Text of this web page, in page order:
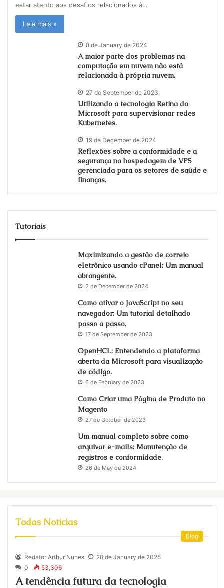
estar atento aos desafios relacionados à…
Leia mais »
8 de January de 2024
A maior parte dos problemas na
computação em nuvem não está
relacionada à própria nuvem.
27 de September de 2023
Utilizando a tecnologia Retina da
Microsoft para supervisionar redes
Kubernetes.
19 de December de 2024
Reflexões sobre a conformidade e a
segurança na hospedagem de VPS
gerenciada para os setores de saúde e
finanças.
Tutoriais
Maximizando a gestão de correio
eletrônico usando cPanel: Um manual
abrangente.
2 de December de 2024
Como ativar o JavaScript no seu
navegador: Um tutorial detalhado
passo a passo.
17 de September de 2023
OpenHCL: Entendendo a plataforma
aberta da Microsoft para visualização
de código.
6 de February de 2023
Como Criar uma Página de Produto no
Magento
27 de October de 2023
Um manual completo sobre como
arquivar e-mails: Manutenção de
registros e conformidade.
26 de May de 2024
Todas Noticias
Blog
Redator Arthur Nunes
28 de January de 2025
0
53,306
A tendência futura da tecnologia